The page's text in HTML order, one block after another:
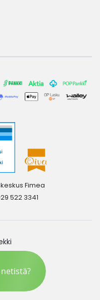
Fimea
522 3341